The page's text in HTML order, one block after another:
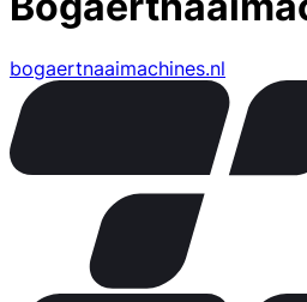
bogaertnaaimachines.nl